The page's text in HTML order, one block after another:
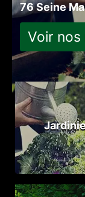
76 Seine
Voir nos